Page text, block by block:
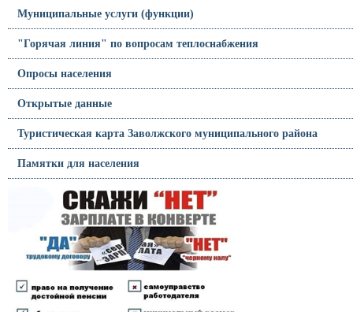
Муниципальные услуги (функции)
"Горячая линия" по вопросам теплоснабжения
Опросы населения
Открытые данные
Туристическая карта Заволжского муниципального района
Памятки для населения